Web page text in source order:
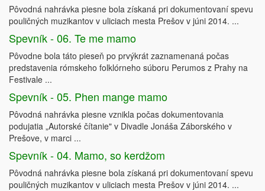
Pôvodná nahrávka piesne bola získaná pri dokumentovaní spevu
pouličných muzikantov v uliciach mesta Prešov v júni 2014. ...
Spevník - 06. Te me mamo
Pôvodne bola táto pieseň po prvýkrát zaznamenaná počas
predstavenia rómskeho folklórneho súboru Perumos z Prahy na
Festivale ...
Spevník - 05. Phen mange mamo
Pôvodná nahrávka piesne vznikla počas dokumentovania
podujatia „Autorské čítanie" v Divadle Jonáša Záborského v
Prešove, v marci ...
Spevník - 04. Mamo, so kerdžom
Pôvodná nahrávka piesne bola získaná pri dokumentovaní spevu
pouličných muzikantov v uliciach mesta Prešov v júni 2014. ...